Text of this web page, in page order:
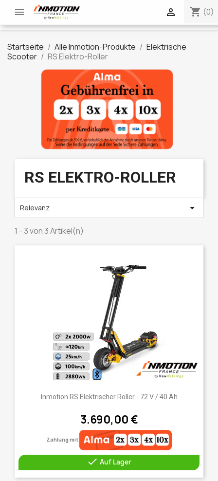
 shopping_cart (0)

Startseite Alle Inmotion-Produkte
Elektrische
Scooter
RS Elektro-Roller
RS ELEKTRO-ROLLER
Relevanz 
1 - 3 von 3 Artikel(n)
Inmotion RS Elektrischer Roller - 72 V / 40 Ah
3.690,00 €
Zahlung mit
 Auf Lager